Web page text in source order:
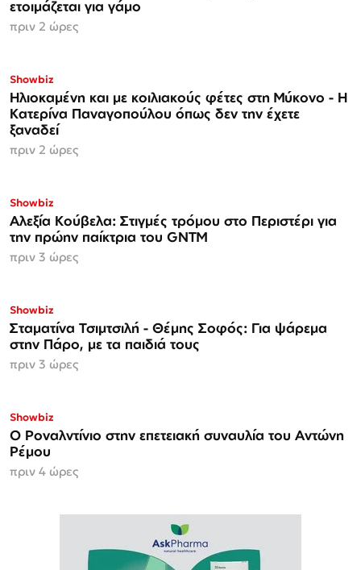
ετοιμάζεται για γάμο
πριν 2 ώρες
Showbiz
Ηλιοκαμένη και με κοιλιακούς φέτες στη Μύκονο - Η
Κατερίνα Παναγοπούλου όπως δεν την έχετε
ξαναδεί
πριν 2 ώρες
Showbiz
Αλεξία Κούβελα: Στιγμές τρόμου στο Περιστέρι για
την πρώην παίκτρια του GNTM
πριν 3 ώρες
Showbiz
Σταματίνα Τσιμτσιλή - Θέμης Σοφός: Για ψάρεμα
στην Πάρο, με τα παιδιά τους
πριν 3 ώρες
Showbiz
Ο Ροναλντίνιο στην επετειακή συναυλία του Αντώνη
Ρέμου
πριν 4 ώρες